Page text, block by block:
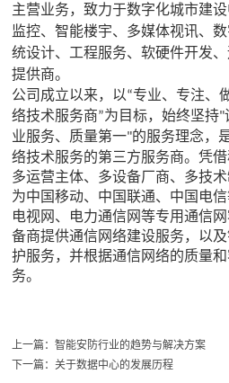
主营业务，致力于数字化城市建
监控、智能楼宇、多媒体视讯、
统设计、工程服务、软硬件开发
提供商。
公司成立以来，以“专业、专注、
络技术服务商”为目标，始终坚持"
业服务、质量第一"的服务理念，
络技术服务的第三方服务商。凭
多运营主体、多设备厂商、多技
为中国移动、中国联通、中国电
电视网、电力通信网等专用通信
备商提供通信网络建设服务，以
护服务，并根据通信网络的质量
务。
上一篇：智能安防行业的趋势与解决方案
下一篇：关于数据中心的发展历程